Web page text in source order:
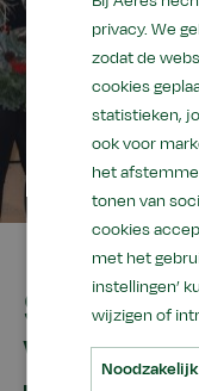
Velp en
privacy. We
zodat de
cookies
statistieken,
ook voor
het
tonen van
cookies
met het
instellingen’
wijzigen of
Noodzakelijk